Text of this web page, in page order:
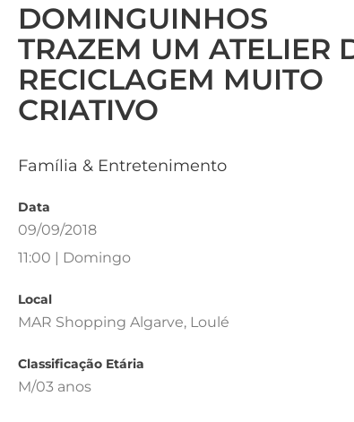
DOMINGUINHOS
TRAZEM UM ATELIER
RECICLAGEM MUITO
CRIATIVO
Família & Entretenimento
Data
09/09/2018
11:00 | Domingo
Local
MAR Shopping Algarve, Loulé
Classificação Etária
M/03 anos